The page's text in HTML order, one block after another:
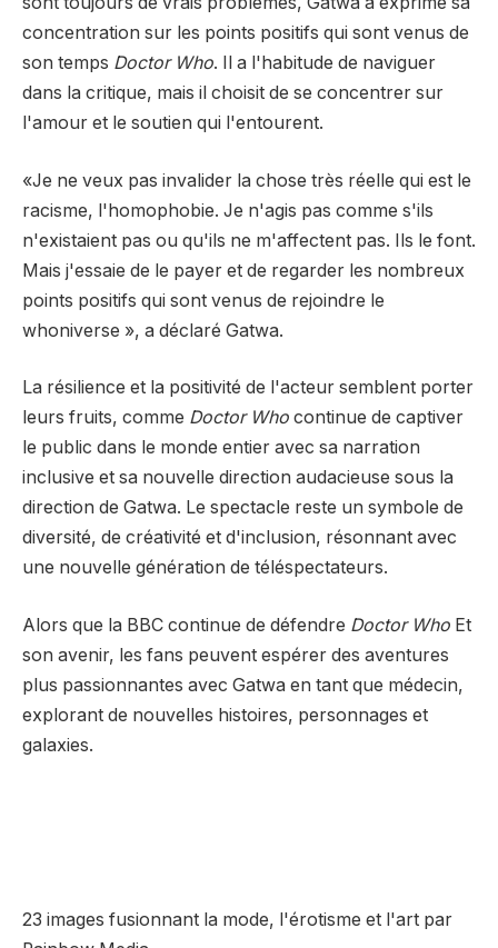
concentration sur les points positifs qui sont venus de
son temps Doctor Who. Il a l'habitude de naviguer
dans la critique, mais il choisit de se concentrer sur
l'amour et le soutien qui l'entourent.
«Je ne veux pas invalider la chose très réelle qui est le
racisme, l'homophobie. Je n'agis pas comme s'ils
n'existaient pas ou qu'ils ne m'affectent pas. Ils le font.
Mais j'essaie de le payer et de regarder les nombreux
points positifs qui sont venus de rejoindre le
whoniverse », a déclaré Gatwa.
La résilience et la positivité de l'acteur semblent porter
leurs fruits, comme Doctor Who continue de captiver
le public dans le monde entier avec sa narration
inclusive et sa nouvelle direction audacieuse sous la
direction de Gatwa. Le spectacle reste un symbole de
diversité, de créativité et d'inclusion, résonnant avec
une nouvelle génération de téléspectateurs.
Alors que la BBC continue de défendre Doctor Who Et
son avenir, les fans peuvent espérer des aventures
plus passionnantes avec Gatwa en tant que médecin,
explorant de nouvelles histoires, personnages et
galaxies.
23 images fusionnant la mode, l'érotisme et l'art par